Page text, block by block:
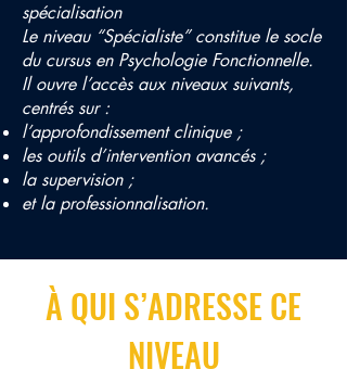
spécialisation
Le niveau “Spécialiste” constitue le socle
du cursus en Psychologie Fonctionnelle.
Il ouvre l’accès aux niveaux suivants,
centrés sur :
l’approfondissement clinique ;
les outils d’intervention avancés ;
la supervision ;
et la professionnalisation.
À QUI S’ADRESSE CE
NIVEAU